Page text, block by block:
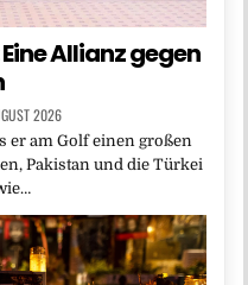
Allianz gegen
2026
er am Golf einen großen
Pakistan und die Türkei